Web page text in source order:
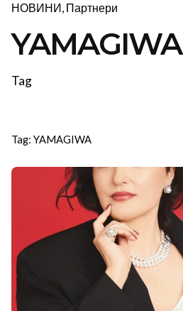
НОВИНИ Партнери
YAMAGIWA
Tag
Tag: YAMAGIWA